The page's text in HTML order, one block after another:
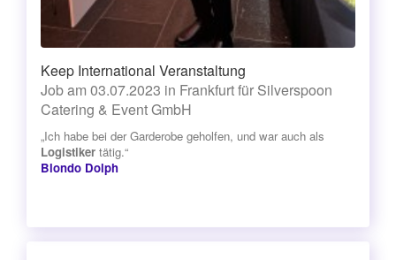
Keep International Veranstaltung
Job am 03.07.2023 in Frankfurt für Silverspoon
Catering & Event GmbH
„Ich habe bei der Garderobe geholfen, und war auch als
Logistiker tätig.“
Blondo Dolph